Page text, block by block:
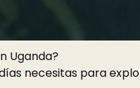
Uganda?
días necesitas para